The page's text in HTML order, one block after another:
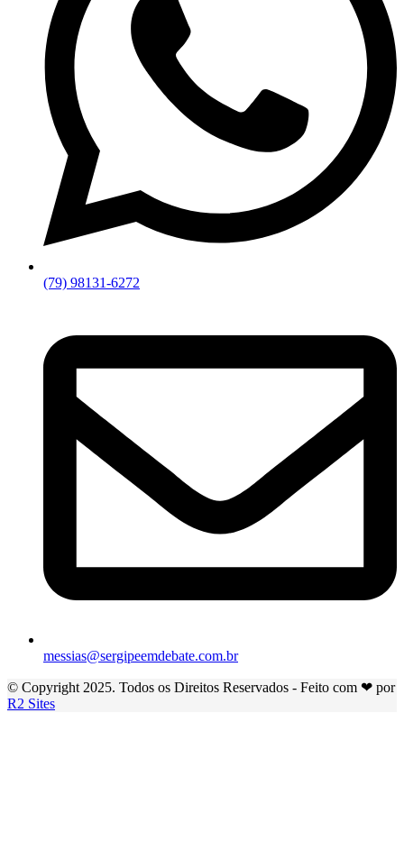
(79) 98131-6272
messias@sergipeemdebate.com.br
© Copyright 2025. Todos os Direitos Reservados - Feito com ❤ por
R2 Sites